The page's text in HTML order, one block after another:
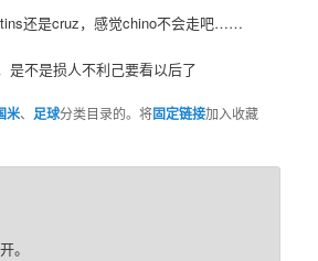
还是cruz，感觉chino不会走吧……
是不是损人不利己要看以后了
米、 足球分类目录的。将固定链接加入收藏
。